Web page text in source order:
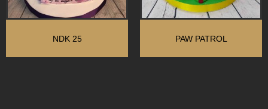
NDK 25 PAW PATROL